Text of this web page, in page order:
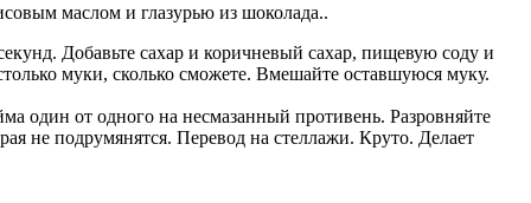
маслом и глазурью из шоколада..
Добавьте сахар и коричневый сахар, пищевую соду и
муки, сколько сможете. Вмешайте оставшуюся муку.
один от одного на несмазанный противень. Разровняйте
не подрумянятся. Перевод на стеллажи. Круто. Делает